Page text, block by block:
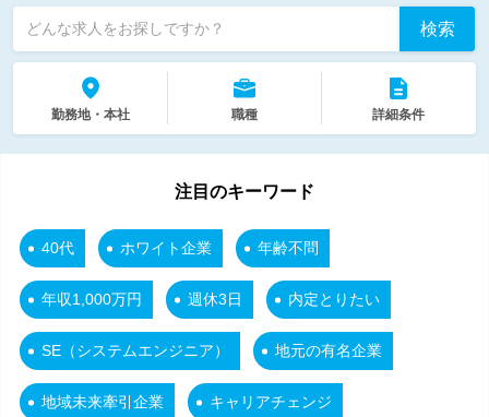
どんな求人をお探しですか？ 検索
勤務地・本社 職種 詳細条件
注目のキーワード
40代 ホワイト企業 年齢不問
年収1,000万円 週休3日 内定とりたい
SE（システムエンジニア） 地元の有名企業
地域未来牽引企業 キャリアチェンジ